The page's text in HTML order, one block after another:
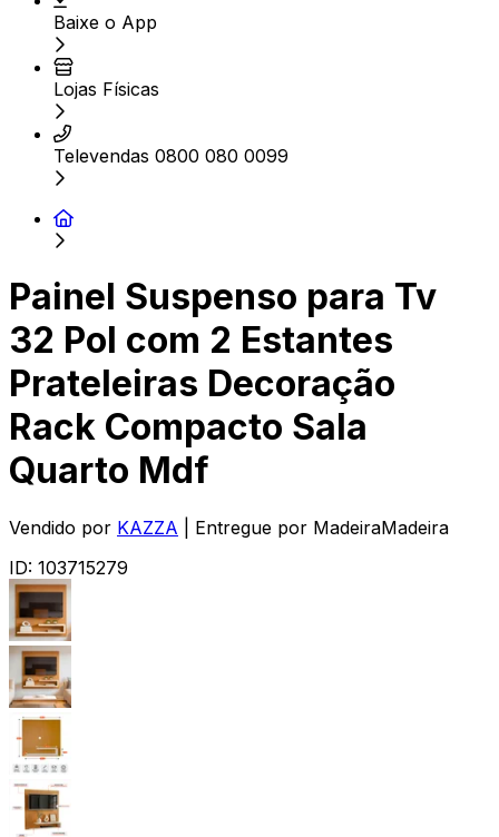
Baixe o App
Lojas Físicas
Televendas 0800 080 0099
Painel Suspenso para Tv
32 Pol com 2 Estantes
Prateleiras Decoração
Rack Compacto Sala
Quarto Mdf
Vendido por KAZZA | Entregue por MadeiraMadeira
ID: 103715279